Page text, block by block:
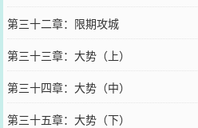
第三十二章：限期攻城
第三十三章：大势（上）
第三十四章：大势（中）
第三十五章：大势（下）